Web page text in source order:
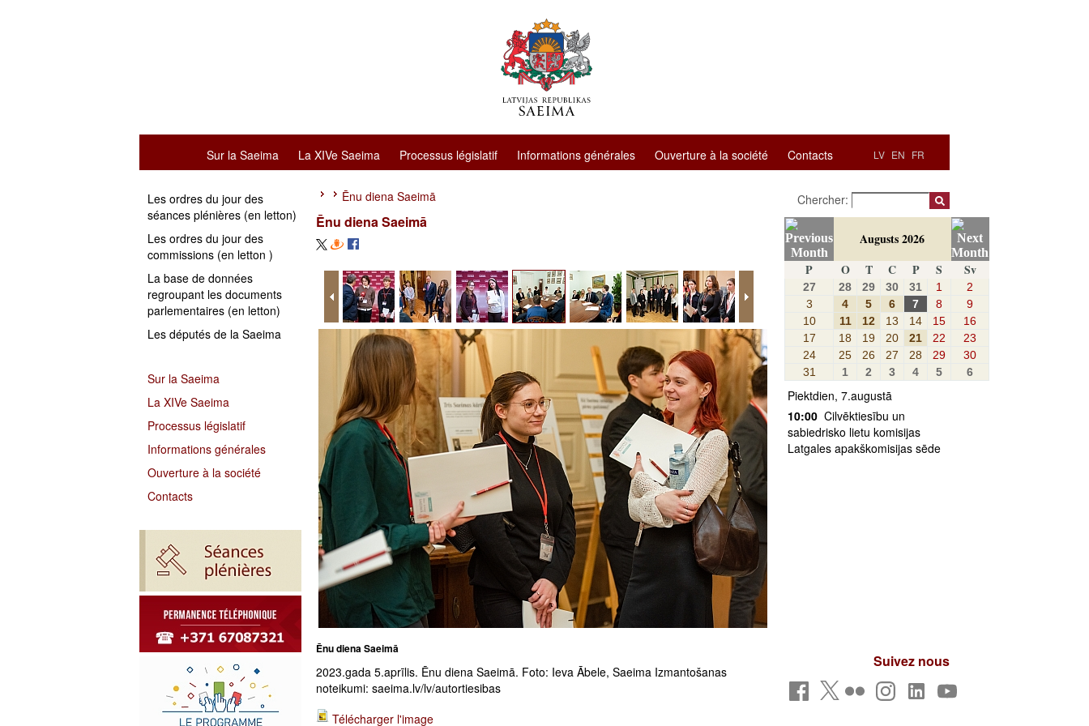
LV EN FR
Sur la Saeima La XIVe Saeima Processus législatif Informations générales Ouverture à la société Contacts
Les ordres du jour des
séances plénières (en letton)
Les ordres du jour des
commissions (en letton )
La base de données
regroupant les documents
parlementaires (en letton)
Les députés de la Saeima
Sur la Saeima
La XIVe Saeima
Processus législatif
Informations générales
Ouverture à la société
Contacts
Ēnu diena Saeimā
Ēnu diena Saeimā
Ēnu diena Saeimā
2023.gada 5.aprīlis. Ēnu diena Saeimā. Foto: Ieva Ābele, Saeima Izmantošanas
noteikumi: saeima.lv/lv/autortiesibas
Télécharger l'image
Chercher:
Augusts 2026
P
O T C P S Sv
27 28 29 30 31 1
2
3
4 5 6 7 8
9
10
11 12 13 14 15
16
17
18 19 20 21 22
23
24
25 26 27 28 29
30
31
1 2 3 4 5 6
Piektdien, 7.augustā
10:00 Cilvēktiesību un
sabiedrisko lietu komisijas
Latgales apakškomisijas sēde
Suivez nous